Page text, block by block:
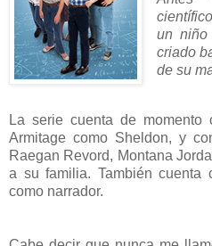
un niño
criado
de su
La serie cuenta de momento
Armitage como Sheldon, y
Raegan Revord, Montana
a su familia. También
como narrador.